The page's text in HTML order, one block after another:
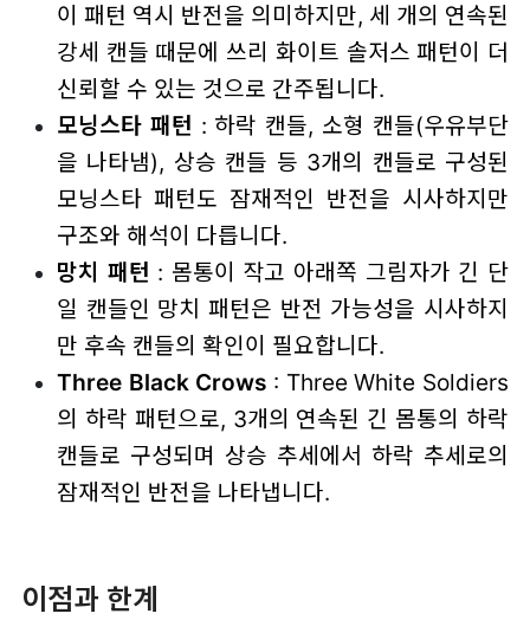
이 패턴 역시 반전을 의미하지만, 세 개의 연속된
강세 캔들 때문에 쓰리 화이트 솔저스 패턴이 더
신뢰할 수 있는 것으로 간주됩니다.
모닝스타 패턴 : 하락 캔들, 소형 캔들(우유부단
을 나타냄), 상승 캔들 등 3개의 캔들로 구성된
모닝스타 패턴도 잠재적인 반전을 시사하지만
구조와 해석이 다릅니다.
망치 패턴 : 몸통이 작고 아래쪽 그림자가 긴 단
일 캔들인 망치 패턴은 반전 가능성을 시사하지
만 후속 캔들의 확인이 필요합니다.
Three Black Crows : Three White Soldiers
의 하락 패턴으로, 3개의 연속된 긴 몸통의 하락
캔들로 구성되며 상승 추세에서 하락 추세로의
잠재적인 반전을 나타냅니다.
이점과 한계